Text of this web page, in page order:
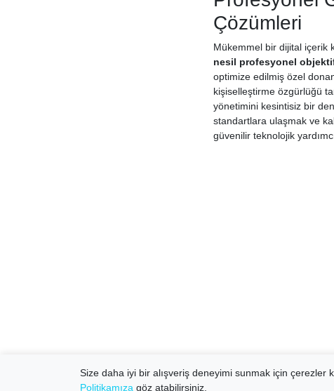
Çözümleri
Mükemmel bir dijital içerik
nesil profesyonel
optimize edilmiş özel
kişiselleştirme özgürlüğü
yönetimini kesintisiz bir
standartlara ulaşmak ve
güvenilir teknolojik
Size daha iyi bir alışveriş deneyimi sunmak için çerezler
Politikamıza göz atabilirsiniz.